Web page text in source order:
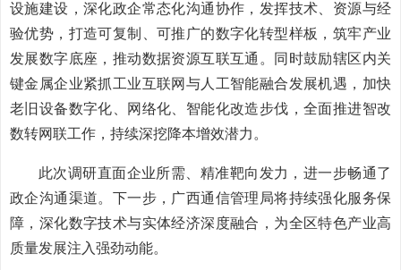
设施建设，深化政企常态化沟通协作，发挥技术、资源与经
验优势，打造可复制、可推广的数字化转型样板，筑牢产业
发展数字底座，推动数据资源互联互通。同时鼓励辖区内关
键金属企业紧抓工业互联网与人工智能融合发展机遇，加快
老旧设备数字化、网络化、智能化改造步伐，全面推进智改
数转网联工作，持续深挖降本增效潜力。
此次调研直面企业所需、精准靶向发力，进一步畅通了
政企沟通渠道。下一步，广西通信管理局将持续强化服务保
障，深化数字技术与实体经济深度融合，为全区特色产业高
质量发展注入强劲动能。